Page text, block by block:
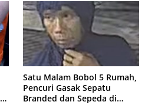
Satu Malam Bobol 5 Rumah,
Pencuri Gasak Sepatu
Branded dan Sepeda di